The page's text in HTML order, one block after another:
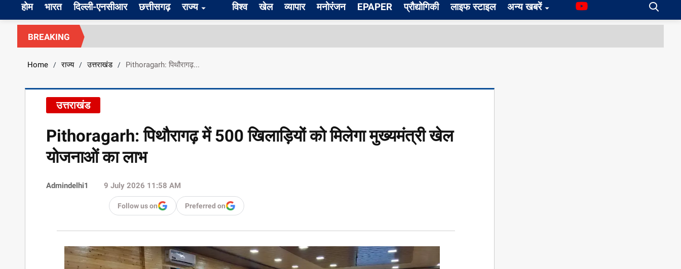
होम भारत दिल्ली-एनसीआर छत्तीसगढ़ राज्य विश्व खेल व्यापार मनोरंजन EPAPER प्रौद्योगिकी लाइफ स्टाइल अन्य खबरें
BREAKING
Home / राज्य / उत्तराखंड / Pithoragarh: पिथौरागढ़...
उत्तराखंड
Pithoragarh: पिथौरागढ़ में 500 खिलाड़ियों को मिलेगा मुख्यमंत्री खेल
योजनाओं का लाभ
Admindelhi1 9 July 2026 11:58 AM
Follow us on Preferred on